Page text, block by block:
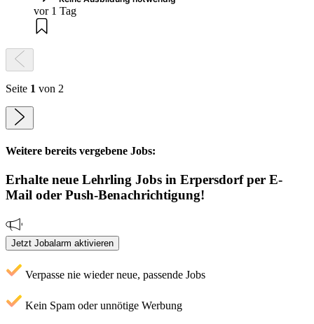
vor 1 Tag
Seite 1 von 2
Weitere bereits vergebene Jobs:
Erhalte neue Lehrling Jobs in Erpersdorfper E-
Mail oder Push-Benachrichtigung!
Jetzt Jobalarm aktivieren
Verpasse nie wieder neue, passende Jobs
Kein Spam oder unnötige Werbung